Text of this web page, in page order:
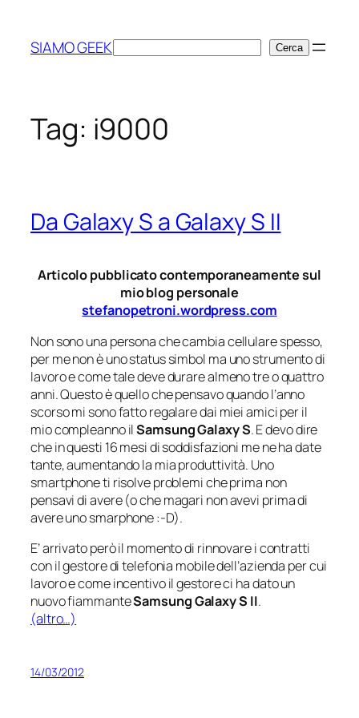
contenuto
SIAMO GEEKCerca Cerca
Tag: i9000
Da Galaxy S a Galaxy S II
Articolo pubblicato contemporaneamente sul
mio blog personale
stefanopetroni.wordpress.com
Non sono una persona che cambia cellulare spesso,
per me non è uno status simbol ma uno strumento di
lavoro e come tale deve durare almeno tre o quattro
anni. Questo è quello che pensavo quando l’anno
scorso mi sono fatto regalare dai miei amici per il
mio compleanno ilSamsung Galaxy S. E devo dire
che in questi 16 mesi di soddisfazioni me ne ha date
tante, aumentando la mia produttività. Uno
smartphone ti risolve problemi che prima non
pensavi di avere (o che magari non avevi prima di
avere uno smarphone:-D).
E’ arrivato però il momento di rinnovare i contratti
con il gestore di telefonia mobile dell’azienda per cui
lavoro e come incentivo il gestore ci ha dato un
nuovo fiammanteSamsung Galaxy S II.
(altro…)
14/03/2012